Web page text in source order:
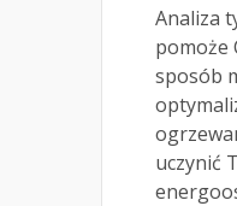
Analiza
pomoże
sposób
uczynić